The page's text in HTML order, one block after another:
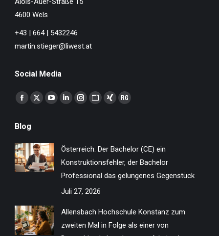
4600 Wels
+43 | 664 | 5432246
martin.stieger@liwest.at
Social Media
Finden Sie uns auf:
Facebook
opens
in
new
window
X
in
new
window
YouTube
in
new
window
Linkedin
new
window
Instagram
new
window
Website
new
window
XING
new
window
ResearchGate
new
window
Blog
Österreich: Der Bachelor (CE) ein
Konstruktionsfehler, der Bachelor
Professional das gelungenes Gegenstück
Juli 27, 2026
Allensbach Hochschule Konstanz zum
zweiten Mal in Folge als einer von